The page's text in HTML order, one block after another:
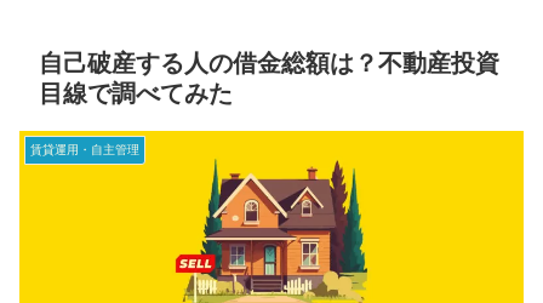
自己破産する人の借金総額は？不動産投資
目線で調べてみた
賃貸運用・自主管理